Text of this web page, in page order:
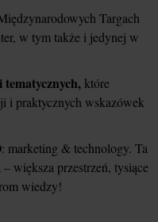
Targach
w tym także i jedynej w
które
i praktycznych wskazówek
: marketing & technology. Ta
większa przestrzeń, tysiące
wiedzy!